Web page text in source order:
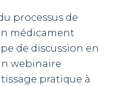
processus de
médicament
de discussion en
webinaire
pratique à